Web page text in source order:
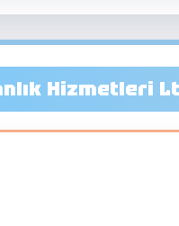
Hizmetleri